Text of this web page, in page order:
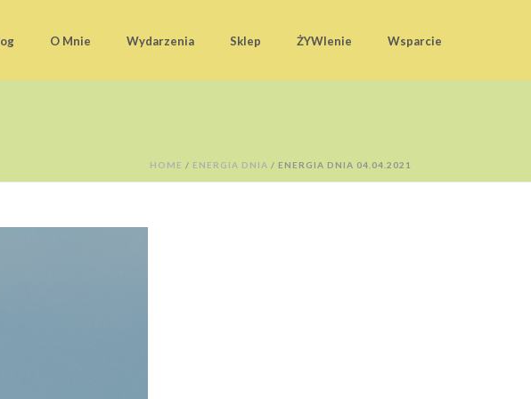
O Mnie Wydarzenia Sklep ŻYWIenie Wsparcie
HOME / ENERGIA DNIA / ENERGIA DNIA 04.04.2021